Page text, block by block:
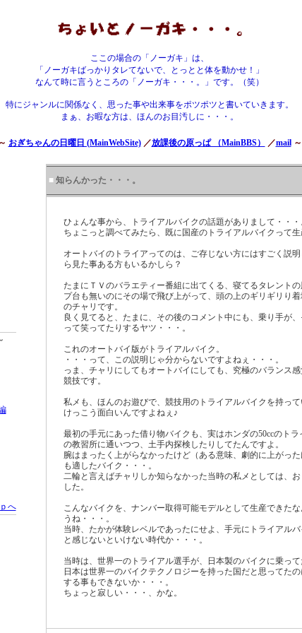
ここの場合の「ノーガキ」は、
「ノーガキばっかりタレてないで、とっとと体を動かせ！」
なんて時に言うところの「ノーガキ・・・。」です。（笑）
特にジャンルに関係なく、思った事や出来事をポツポツと書いていきます。
まぁ、お暇な方は、ほんのお目汚しに・・・。
おぎちゃんの日曜日 (MainWebSite)／放課後の原っぱ （MainBBS） ／mail～
へ
■ 知らんかった・・・。
ひょんな事から、トライアルバイクの話題がありまして・・・
ちょこっと調べてみたら、既に国産のトライアルバイクって
オートバイのトライアってのは、ご存じない方にはすごく説
ら見た事ある方もいるかしら？
たまにＴＶのバラエティー番組に出てくる、寝てるタレント
プ台も無いのにその場で飛び上がって、頭の上のギリギリり
のチャリです。
良く見てると、たまに、その後のコメント中にも、乗り手が
って笑ってたりするヤツ・・・。
これのオートバイ版がトライアルバイク。
・・・って、この説明じゃ分からないですよねぇ・・・。
っま、チャリにしてもオートバイにしても、究極のバランス
競技です。
私メも、ほんのお遊びで、競技用のトライアルバイクを持っ
けっこう面白いんですよねぇ♪
最初の手元にあった借り物バイクも、実はホンダの50ccのト
の教習所に通いつつ、土手内探検したりしてたんですよ。
腕はまったく上がらなかったけど（ある意味、劇的に上がっ
も適したバイク・・・。
二輪と言えばチャリしか知らなかった当時の私メとしては、
した。
こんなバイクを、ナンバー取得可能モデルとして生産できた
うね・・・。
当時、たかが体験レベルであったにせよ、手元にトライアル
と感じないといけない時代か・・・。
当時は、世界一のトライアル選手が、日本製のバイクに乗っ
日本は世界一のバイクテクノロジーを持った国だと思ってた
する事もできないか・・・。
ちょっと寂しい・・・、かな。